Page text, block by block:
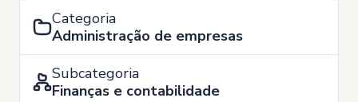
Categoria
Administração de empresas
Subcategoria
Finanças e contabilidade